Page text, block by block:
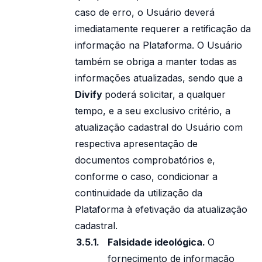
caso de erro, o Usuário deverá
imediatamente requerer a retificação da
informação na Plataforma. O Usuário
também se obriga a manter todas as
informações atualizadas, sendo que a
Divify poderá solicitar, a qualquer
tempo, e a seu exclusivo critério, a
atualização cadastral do Usuário com
respectiva apresentação de
documentos comprobatórios e,
conforme o caso, condicionar a
continuidade da utilização da
Plataforma à efetivação da atualização
cadastral.
Falsidade ideológica. O
fornecimento de informação